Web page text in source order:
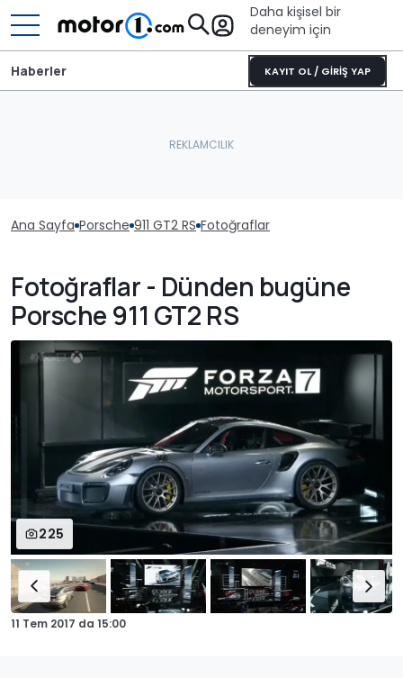
Daha kişisel bir
deneyim için
KAYIT OL / GİRİŞ YAP
Haberler
Ana Sayfa Porsche 911 GT2 RS Fotoğraflar
Fotoğraflar - Dünden bugüne
Porsche 911 GT2 RS
225
11 Tem 2017 da 15:00